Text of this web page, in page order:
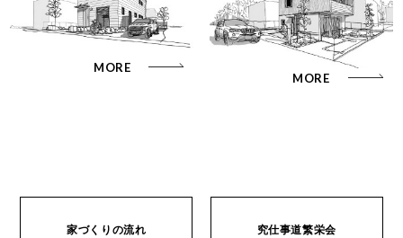
MORE
MORE
家づくりの流れ 究仕事道繁栄会